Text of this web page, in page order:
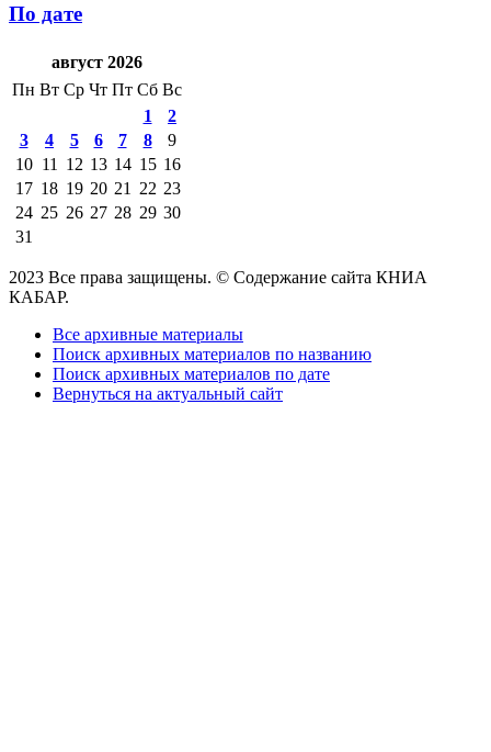
По дате
август 2026
Пн Вт Ср Чт Пт Сб Вс
1
2
3
4 5 6 7 8
9
10 11 12 13 14 15 16
17 18 19 20 21 22 23
24 25 26 27 28 29 30
31
2023 Все права защищены. © Содержание сайта КНИА
КАБАР.
Все архивные материалы
Поиск архивных материалов по названию
Поиск архивных материалов по дате
Вернуться на актуальный сайт